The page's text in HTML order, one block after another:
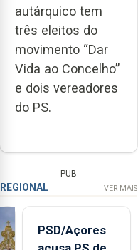
autárquico tem
três eleitos do
movimento “Dar
Vida ao Concelho”
e dois vereadores
do PS.
PUB
REGIONAL VER MAIS
PSD/Açores